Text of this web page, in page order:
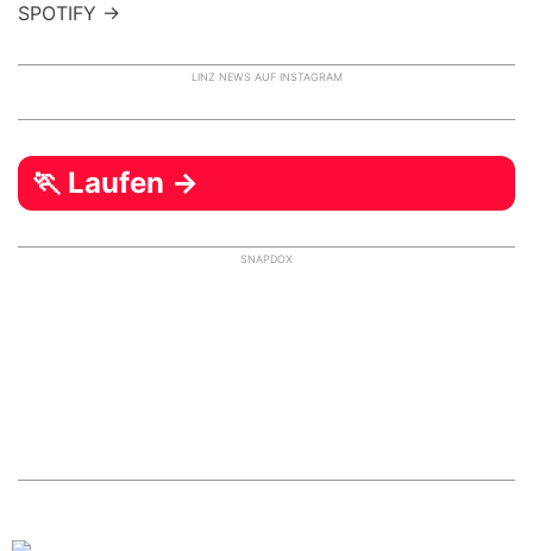
SPOTIFY →
LINZ NEWS AUF INSTAGRAM
🏃 Laufen →
SNAPDOX